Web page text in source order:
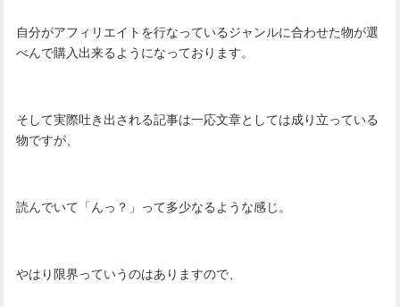
自分がアフィリエイトを行なっているジャンルに合わせた物が選
べんで購入出来るようになっております。
そして実際吐き出される記事は一応文章としては成り立っている
物ですが、
読んでいて「んっ？」って多少なるような感じ。
やはり限界っていうのはありますので、